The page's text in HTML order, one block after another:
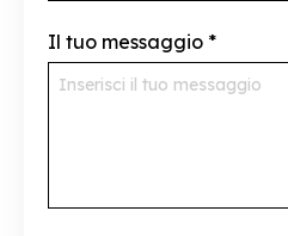
Il tuo messaggio *